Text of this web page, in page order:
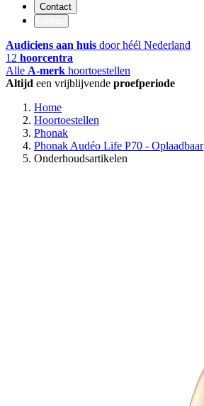
Contact
Audiciens aan huis door héél Nederland
12 hoorcentra
Alle A-merk hoortoestellen
Altijd een vrijblijvende proefperiode
Home
Hoortoestellen
Phonak
Phonak Audéo Life P70 - Oplaadbaar
Onderhoudsartikelen